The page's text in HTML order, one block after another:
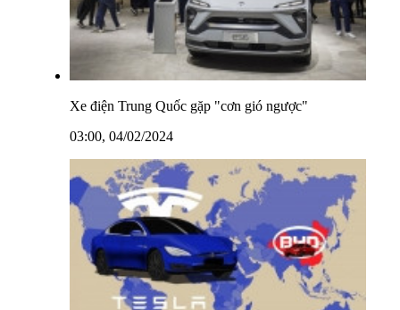
Xe điện Trung Quốc gặp "cơn gió ngược"
03:00, 04/02/2024